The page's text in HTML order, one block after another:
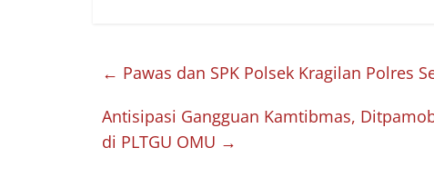
← Pawas dan SPK Polsek Kragilan Polres
Antisipasi Gangguan Kamtibmas,
di PLTGU OMU →